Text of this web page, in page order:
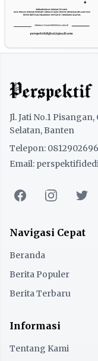
Jl. Jati No.1
Selatan, Banten
Telepon:
Email:
Navigasi Cepat
Beranda
Berita Populer
Berita Terbaru
Informasi
Tentang Kami